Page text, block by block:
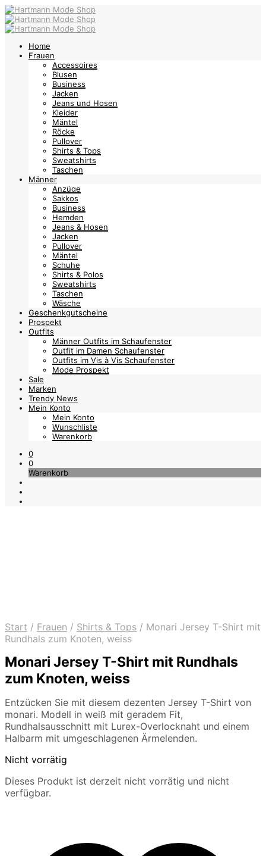
Home
Frauen
Accessoires
Blusen
Business
Jacken
Jeans und Hosen
Kleider
Mäntel
Röcke
Pullover
Shirts & Tops
Sweatshirts
Taschen
Männer
Anzüge
Sakkos
Business
Hemden
Jeans & Hosen
Jacken
Pullover
Mäntel
Schuhe
Shirts & Polos
Sweatshirts
Taschen
Wäsche
Geschenkgutscheine
Prospekt
Outfits
Männer Outfits im Schaufenster
Outfit im Damen Schaufenster
Outfits im Vis à Vis Schaufenster
Mode Prospekt
Sale
Marken
Trendy News
Mein Konto
Mein Konto
Wunschliste
Warenkorb
0
0
Warenkorb
Start / Frauen / Shirts & Tops / Monari Jersey T-Shirt mit
Rundhals zum Knoten, weiss
Monari Jersey T-Shirt mit Rundhals
zum Knoten, weiss
Entzücken Sie mit diesem dezenten Jersey T-Shirt von
monari. Modell in weiß mit geradem Fit,
Rundhalsausschnitt mit Lurex-Overlocknaht und einem
Halbarm mit umgeschlagenen Ärmelenden.
Nicht vorrätig
Dieses Produkt ist derzeit nicht vorrätig und nicht
verfügbar.